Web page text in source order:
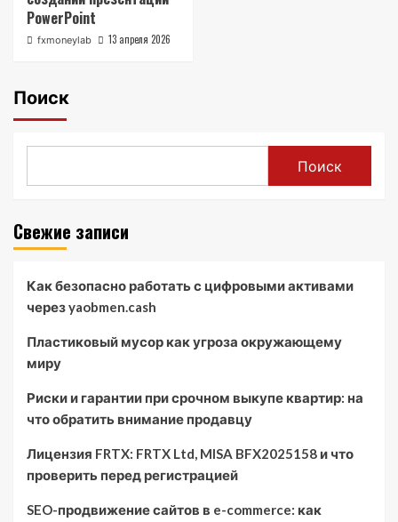
PowerPoint
fxmoneylab 13 апреля 2026
Поиск
Поиск
Свежие записи
Как безопасно работать с цифровыми активами
через yaobmen.cash
Пластиковый мусор как угроза окружающему
миру
Риски и гарантии при срочном выкупе квартир: на
что обратить внимание продавцу
Лицензия FRTX: FRTX Ltd, MISA BFX2025158 и что
проверить перед регистрацией
SEO-продвижение сайтов в e-commerce: как